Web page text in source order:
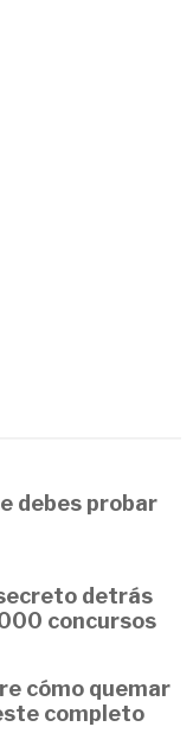
debes probar
detrás
concursos
cómo quemar
completo